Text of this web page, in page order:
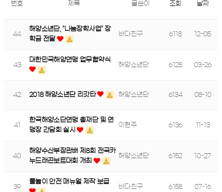
번호 제목 글쓴이 조회 날짜
44
해양소년단, "나눔장학사업" 장
학금 전달
바다친구 6118 12-05
43
대한민국해양연맹 업무협약식
해양소년단 6128 03-26
42 2018 해양소년단 리갓타 해양소년단 6134 08-10
41
한국해양소단연맹 총재단 및 연
맹장 간담회 실시
이현주 6136 11-13
40
해양수산부장관배 제8회 전국카
누드래곤보트대회 개최
해양소년단 6152 10-27
39
물놀이 안전 매뉴얼 제작 보급
바다친구 6158 07-16